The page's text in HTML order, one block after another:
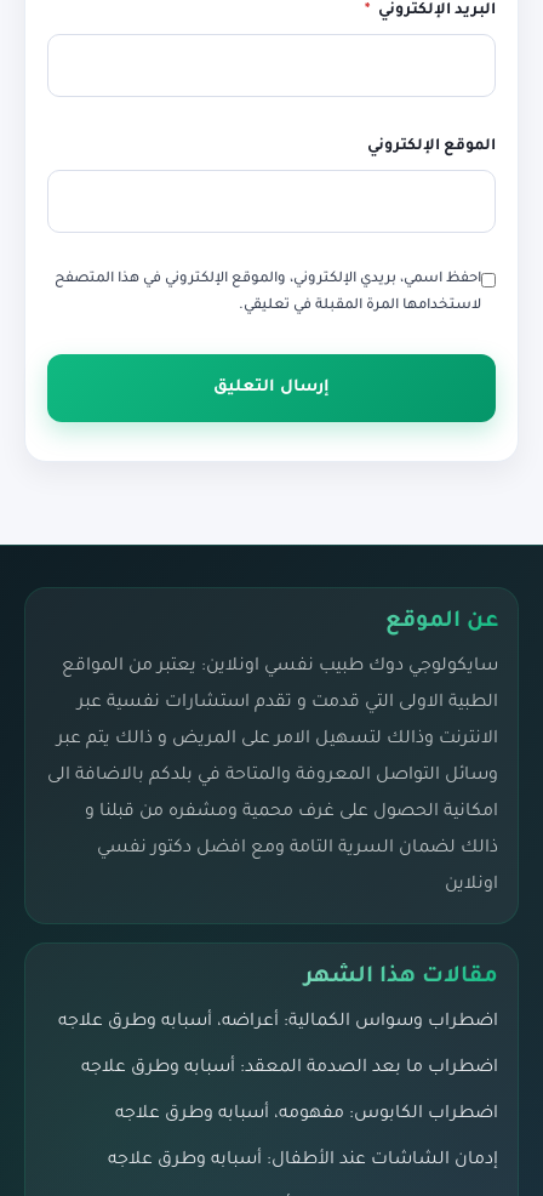
البريد الإلكتروني *
الموقع الإلكتروني
احفظ اسمي، بريدي الإلكتروني، والموقع الإلكتروني في هذا المتصفح
لاستخدامها المرة المقبلة في تعليقي.
عن الموقع
سايكولوجي دوك طبيب نفسي اونلاين: يعتبر من المواقع
الطبية الاولى التي قدمت و تقدم استشارات نفسية عبر
الانترنت وذالك لتسهيل الامر على المريض و ذالك يتم عبر
وسائل التواصل المعروفة والمتاحة في بلدكم بالاضافة الى
امكانية الحصول على غرف محمية ومشفره من قبلنا و
ذالك لضمان السرية التامة ومع افضل دكتور نفسي
اونلاين
مقالات هذا الشهر
اضطراب وسواس الكمالية: أعراضه، أسبابه وطرق علاجه
اضطراب ما بعد الصدمة المعقد: أسبابه وطرق علاجه
اضطراب الكابوس: مفهومه، أسبابه وطرق علاجه
إدمان الشاشات عند الأطفال: أسبابه وطرق علاجه